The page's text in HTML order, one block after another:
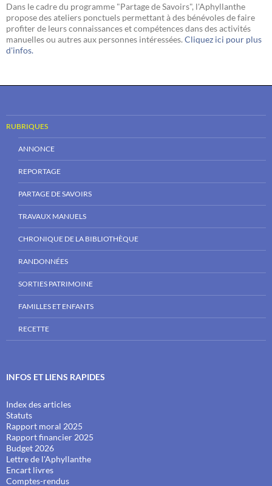
Dans le cadre du programme "Partage de Savoirs", l'Aphyllanthe
propose des ateliers ponctuels permettant à des bénévoles de faire
profiter de leurs connaissances et compétences dans des activités
manuelles ou autres aux personnes intéressées. Cliquez ici pour plus
d'infos.
RUBRIQUES
ANNONCE
REPORTAGE
PARTAGE DE SAVOIRS
TRAVAUX MANUELS
CHRONIQUE DE LA BIBLIOTHÈQUE
RANDONNÉES
SORTIES PATRIMOINE
FAMILLES ET ENFANTS
RECETTE
INFOS ET LIENS RAPIDES
Index des articles
Statuts
Rapport moral 2025
Rapport financier 2025
Budget 2026
Lettre de l'Aphyllanthe
Encart livres
Comptes-rendus